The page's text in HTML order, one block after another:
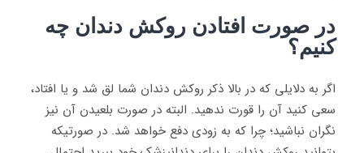
در صورت افتادن روکش دندان چه
کنیم؟
اگر به دلایلی که در بالا ذکر روکش دندان شما لق شد و یا افتاد،
سعی کنید آن را قورت ندهید. البته در صورت بلعیدن آن نیز
نگران نباشید؛ چرا که به زودی دفع خواهد شد. در صورتیکه